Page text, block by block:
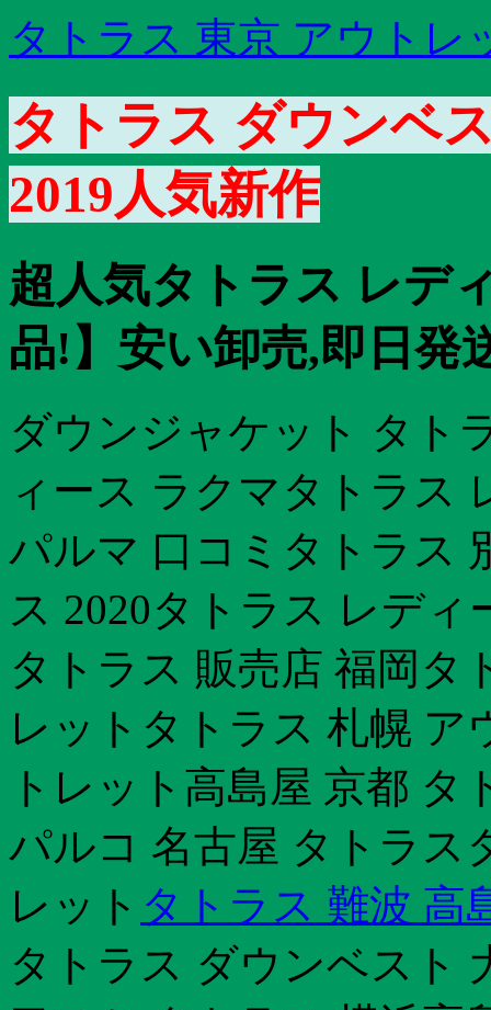
タトラス 東京 アウトレ
タトラス ダウンベ
2019人気新作
超人気タトラス レデ
品!】安い卸売,即日発
ダウンジャケット タト
ィース ラクマタトラス
パルマ 口コミタトラス
ス 2020タトラス レディ
タトラス 販売店 福岡タ
レットタトラス 札幌
トレット高島屋 京都
パルコ 名古屋 タトラス
レット タトラス 難波 高
タトラス ダウンベスト